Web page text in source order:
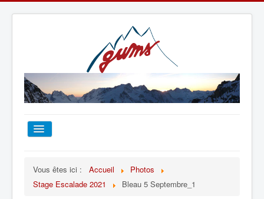
TOUT SUR LE GUMS
Vous êtes ici : Accueil
Photos
Stage Escalade 2021
Bleau 5 Septembre_1